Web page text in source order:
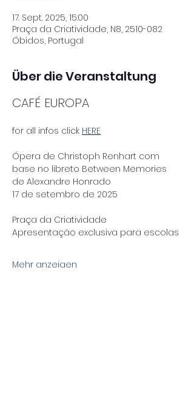
17. Sept. 2025, 15:00
Praça da Criatividade, N8, 2510-082
Óbidos, Portugal
Über die Veranstaltung
CAFÉ EUROPA
for all infos click HERE
Ópera de Christoph Renhart com
base no libreto Between Memories
de Alexandre Honrado
17 de setembro de 2025
Praça da Criatividade
Apresentação exclusiva para escolas
Mehr anzeigen